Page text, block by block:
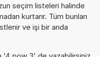
seçim listeleri halinde
kurtarır. Tüm bunları
ve işi bir anda